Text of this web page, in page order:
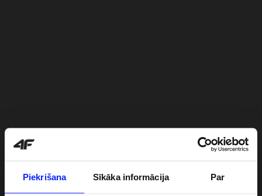
Piekrišana Sīkāka informācija Par